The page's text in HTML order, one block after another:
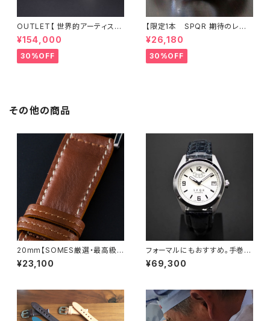
OUTLET【 世界的アーティスト
五十嵐威暢デザイン 手巻付自
動巻 earth watch 】 ブルー
天秤秒針が象徴的な機械式×ス
テンレスメッシュ 白
¥154,000
30%OFF
【限定1本 SPQR 期待のレディ
ス 小型サイズのシンプルデザイ
ンで使い易さに徹した手巻付自
動巻機械式】 Ventuno fs
ーｘ アイボリー文字盤×ステン
¥26,180
30%OFF
その他の商品
20mm【SOMES厳選・最高級フ
ランス製ソフトカーフ】 ソメス
職人手作り 4mm厚の時計バン
¥23,100
フォーマルにもおすすめ。手巻付
自動巻パワーリザーブ Ventu
no pr （アイボリー文字盤 ピ
高級クロコダイル・SOMESワイ
ンレッド ワンプッシュ式３つ折
れバックル
¥69,300